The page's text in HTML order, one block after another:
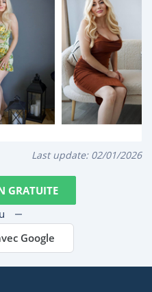
Last update: 02/01/2026
GRATUITE
Google